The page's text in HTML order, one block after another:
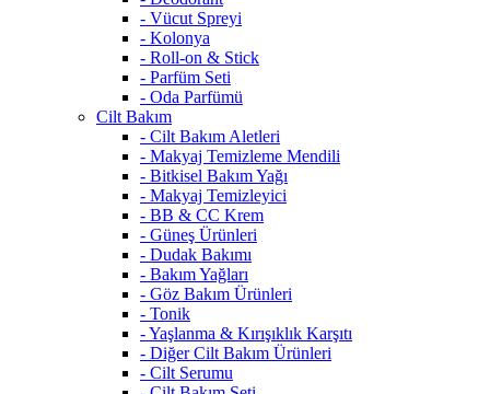
- Vücut Spreyi
- Kolonya
- Roll-on & Stick
- Parfüm Seti
- Oda Parfümü
Cilt Bakım
- Cilt Bakım Aletleri
- Makyaj Temizleme Mendili
- Bitkisel Bakım Yağı
- Makyaj Temizleyici
- BB & CC Krem
- Güneş Ürünleri
- Dudak Bakımı
- Bakım Yağları
- Göz Bakım Ürünleri
- Tonik
- Yaşlanma & Kırışıklık Karşıtı
- Diğer Cilt Bakım Ürünleri
- Cilt Serumu